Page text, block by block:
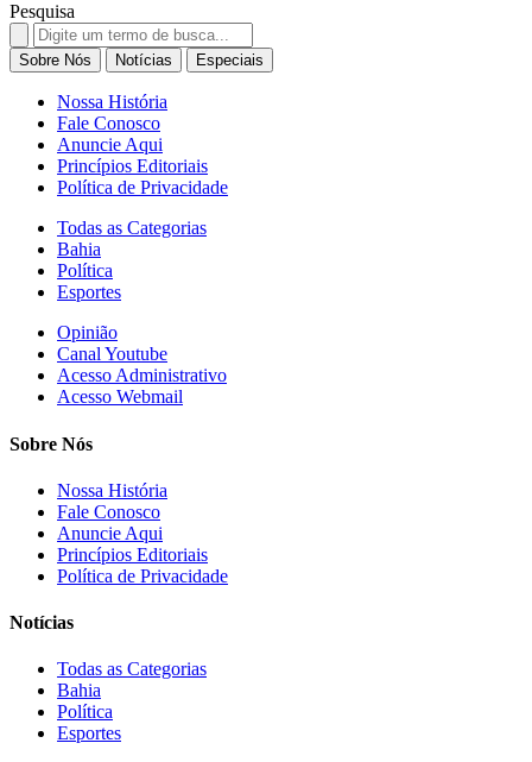
Pesquisa
Search
for:
Sobre Nós Notícias Especiais
Nossa História
Fale Conosco
Anuncie Aqui
Princípios Editoriais
Política de Privacidade
Todas as Categorias
Bahia
Política
Esportes
Opinião
Canal Youtube
Acesso Administrativo
Acesso Webmail
Sobre Nós
Nossa História
Fale Conosco
Anuncie Aqui
Princípios Editoriais
Política de Privacidade
Notícias
Todas as Categorias
Bahia
Política
Esportes